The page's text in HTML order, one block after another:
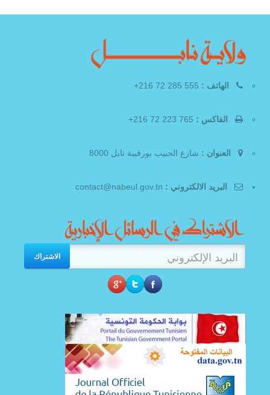
الهاتف :
الفاكس :
العنوان : شارع الحبيب بورقيبة نابل 8000
البريد الالكتروني :
الاشتراك